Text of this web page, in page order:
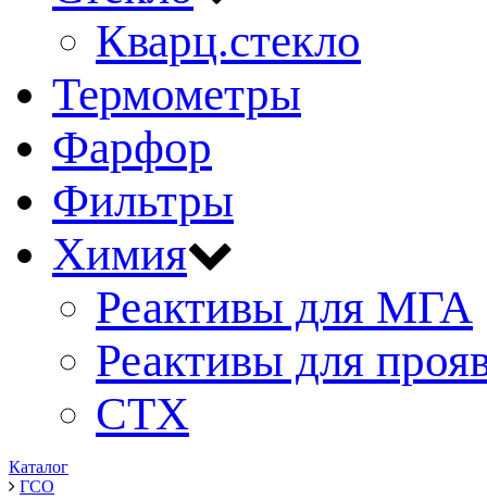
Кварц.стекло
Термометры
Фарфор
Фильтры
Химия
Реактивы для МГА
Реактивы для
СТХ
Каталог
ГСО